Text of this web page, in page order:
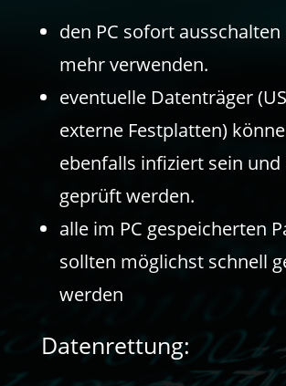
den PC sofort
mehr verwenden.
eventuelle Datenträger
externe Festplatten)
ebenfalls infiziert sein und
geprüft werden.
alle im PC gespeicherten
sollten möglichst schnell
werden
Datenrettung: